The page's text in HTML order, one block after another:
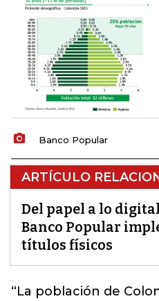
Banco Popular
ARTÍCULO
Del papel a lo
Banco Popular
títulos físicos
“La población de